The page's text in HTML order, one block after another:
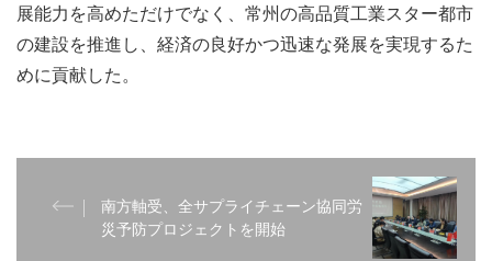
展能力を高めただけでなく、常州の高品質工業スター都市
の建設を推進し、経済の良好かつ迅速な発展を実現するた
めに貢献した。
南方軸受、全サプライチェーン協同労
災予防プロジェクトを開始